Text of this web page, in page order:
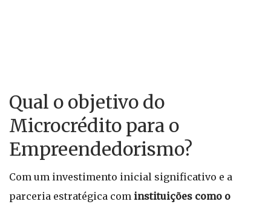
Qual o objetivo do
Microcrédito para o
Empreendedorismo?
Com um investimento inicial significativo e a
parceria estratégica com instituições como o